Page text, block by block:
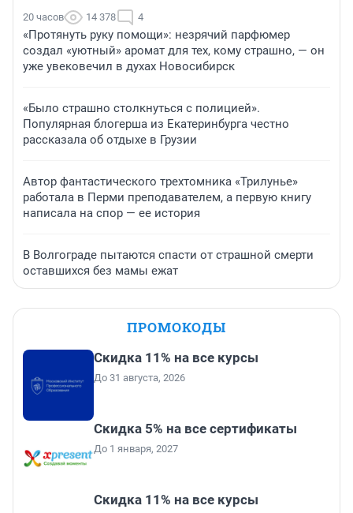
20 часов 14 378 4
«Протянуть руку помощи»: незрячий парфюмер
создал «уютный» аромат для тех, кому страшно, — он
уже увековечил в духах Новосибирск
«Было страшно столкнуться с полицией».
Популярная блогерша из Екатеринбурга честно
рассказала об отдыхе в Грузии
Автор фантастического трехтомника «Трилунье»
работала в Перми преподавателем, а первую книгу
написала на спор — ее история
В Волгограде пытаются спасти от страшной смерти
оставшихся без мамы ежат
ПРОМОКОДЫ
Скидка 11% на все курсы
До 31 августа, 2026
Скидка 5% на все сертификаты
До 1 января, 2027
Скидка 11% на все курсы